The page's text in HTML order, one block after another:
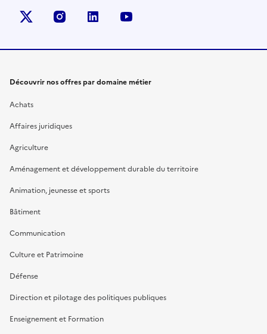
X (anciennement Twitter)
instagramlinkedin
Découvrir nos offres par domaine métier
Achats
Affaires juridiques
Agriculture
Aménagement et développement durable du territoire
Animation, jeunesse et sports
Bâtiment
Communication
Culture et Patrimoine
Défense
Direction et pilotage des politiques publiques
Enseignement et Formation